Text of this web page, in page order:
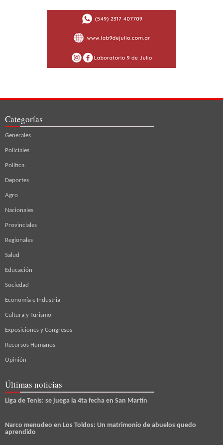
Categorías
Generales
Policiales
Política
Deportes
Agro
Nacionales
Provinciales
Regionales
Salud
Educación
Sociedad
Economía e Industria
Cultura y Turismo
Exposiciones y Congresos
Recursos Humanos
Opinión
Últimas noticias
Liga de Tenis: se juega la 4ta fecha en San Martín
Narco menudeo en Los Toldos: Un matrimonio de abuelos quedo
aprendido